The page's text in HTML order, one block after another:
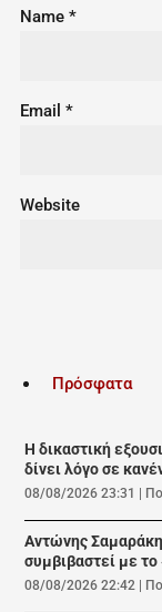
Name *
Email *
Website
Πρόσφατα
Η δικαστική
δίνει λόγο σε
08/08/2026 23:31
Αντώνης
συμβιβαστεί με
08/08/2026 22:42